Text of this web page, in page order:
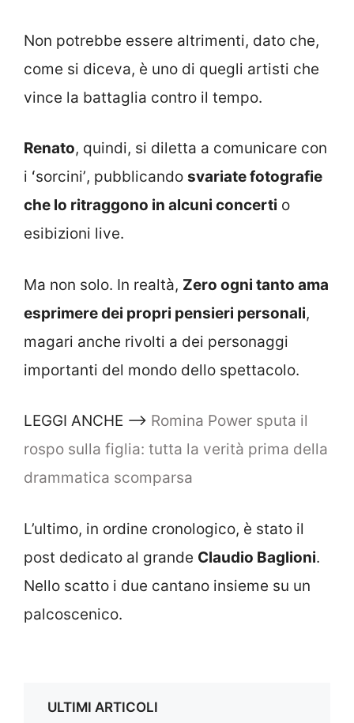
Non potrebbe essere altrimenti, dato che,
come si diceva, è uno di quegli artisti che
vince la battaglia contro il tempo.
Renato, quindi, si diletta a comunicare con
i ʻsorciniʼ, pubblicando svariate fotografie
che lo ritraggono in alcuni concerti o
esibizioni live.
Ma non solo. In realtà, Zero ogni tanto ama
esprimere dei propri pensieri personali,
magari anche rivolti a dei personaggi
importanti del mondo dello spettacolo.
LEGGI ANCHE –> Romina Power sputa il
rospo sulla figlia: tutta la verità prima della
drammatica scomparsa
L’ultimo, in ordine cronologico, è stato il
post dedicato al grande Claudio Baglioni.
Nello scatto i due cantano insieme su un
palcoscenico.
ULTIMI ARTICOLI